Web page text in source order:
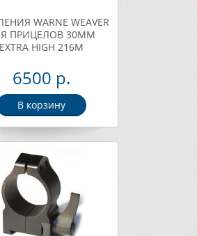
WARNE WEAVER
ПРИЦЕЛОВ 30ММ
EXTRA HIGH 216M
6500 р.
В корзину